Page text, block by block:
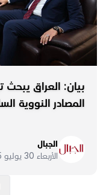
بيان: العراق يبحث
المصادر النووية
الجبال
الأربعاء 30 يوليو 2025 07:14 م